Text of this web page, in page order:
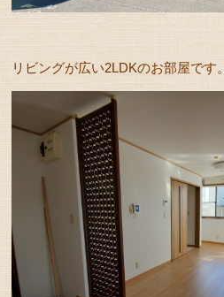
リビングが広い2LDKのお部屋です。